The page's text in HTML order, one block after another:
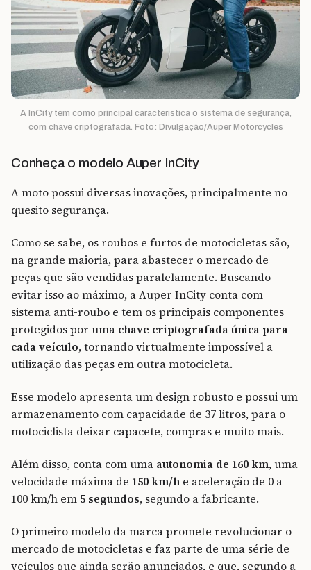
A InCity tem como principal característica o sistema de segurança,
com chave criptografada. Foto: Divulgação/Auper Motorcycles
Conheça o modelo Auper InCity
A moto possui diversas inovações, principalmente no
quesito segurança.
Como se sabe, os roubos e furtos de motocicletas são,
na grande maioria, para abastecer o mercado de
peças que são vendidas paralelamente. Buscando
evitar isso ao máximo, a Auper InCity conta com
sistema anti-roubo e tem os principais componentes
protegidos por uma chave criptografada única para
cada veículo, tornando virtualmente impossível a
utilização das peças em outra motocicleta.
Esse modelo apresenta um design robusto e possui um
armazenamento com capacidade de 37 litros, para o
motociclista deixar capacete, compras e muito mais.
Além disso, conta com uma autonomia de 160 km, uma
velocidade máxima de 150 km/h e aceleração de 0 a
100 km/h em 5 segundos, segundo a fabricante.
O primeiro modelo da marca promete revolucionar o
mercado de motocicletas e faz parte de uma série de
veículos que ainda serão anunciados, e que, segundo a